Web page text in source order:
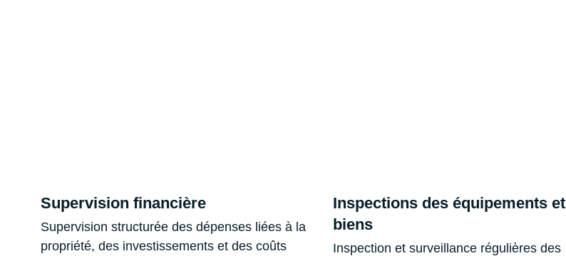
Supervision financière
Supervision structurée des dépenses liées à la
propriété, des investissements et des coûts
Inspections des équipements
biens
Inspection et surveillance régulières des